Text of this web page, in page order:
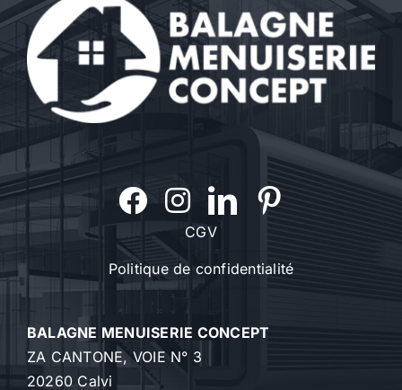
CGV
Politique de confidentialité
BALAGNE MENUISERIE CONCEPT
ZA CANTONE, VOIE N° 3
20260 Calvi